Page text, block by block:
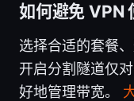
如何避免 VPN
选择合适的套餐
开启分割隧道仅
好地管理带宽。